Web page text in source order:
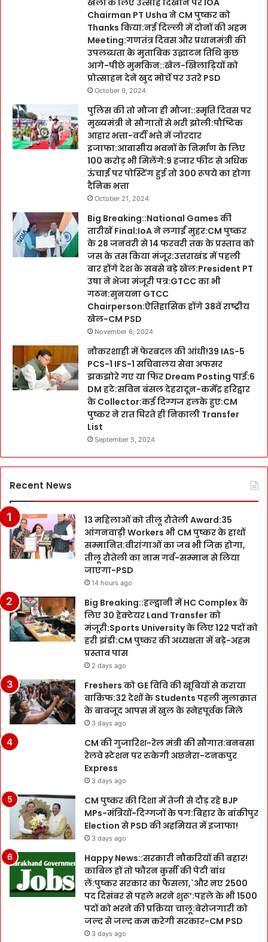
खेलों के लिए उत्साह दिखाने पर IOA
Chairman PT Usha ने CM पुष्कर को
Thanks किया:नई दिल्ली में दोनों की अहम
Meeting:गणतंत्र दिवस और प्रधानमंत्री की
उपलब्धता के मुताबिक उद्घाटन तिथि कुछ
आगे-पीछे मुमकिन::खेल-खिलाड़ियों को
प्रोत्साहन देने खुद मोर्चे पर उतरे PSD
October 9, 2024
पुलिस की तो मौजा ही मौजा::स्मृति दिवस पर
मुख्यमंत्री ने सौगातों से भरी झोली:पौष्टिक
आहार भत्ता-वर्दी भत्ते में जोरदार
इजाफा:आवासीय भवनों के निर्माण के लिए
100 करोड़ भी मिलेंगे:9 हजार फीट से अधिक
ऊंचाई पर पोस्टिंग हुई तो 300 रूपये का होगा
दैनिक भत्ता
October 21, 2024
Big Breaking::National Games की
तारीखें Final:IoA ने लगाईं मुहर:CM पुष्कर
के 28 जनवरी से 14 फरवरी तक के प्रस्ताव को
जस के तस किया मंजूर:उत्तराखंड में पहली
बार होंगे देश के सबसे बड़े खेल:President PT
उषा ने भेजा मंजूरी पत्र:GTCC का भी
गठन:सुनयना GTCC
Chairperson:ऐतिहासिक होंगे 38वें राष्ट्रीय
खेल-CM PSD
November 6, 2024
नौकरशाही में फेरबदल की आंधी!39 IAS-5
PCS-1 IFS-1 सचिवालय सेवा अफसर
झकझोरे गए या फिर Dream Posting पाई:6
DM हटे:सविन बंसल देहरादून-कर्मेंद्र हरिद्वार
के Collector:कई दिग्गज हलके हुए:CM
पुष्कर ने रात घिरते ही निकाली Transfer
List
September 5, 2024
Recent News
13 महिलाओं को तीलू रौतेली Award:35
आंगनवाड़ी Workers भी CM पुष्कर के हाथों
सम्मानित:वीरांगाओं का जब भी जिक्र होगा,
तीलू रौतेली का नाम गर्व-सम्मान से लिया
जाएगा-PSD
14 hours ago
Big Breaking::हल्द्वानी में HC Complex के
लिए 30 हेक्टेयर Land Transfer को
मंजूरी:Sports University के लिए 122 पदों को
हरी झंडी:CM पुष्कर की अध्यक्षता में बड़े-अहम
प्रस्ताव पास
2 days ago
Freshers को GE विवि की खूबियों से कराया
वाकिफ:32 देशों के Students पहली मुलाक़ात
के बावजूद आपस में खुल के स्नेहपूर्वक मिले
3 days ago
CM की गुजारिश-रेल मंत्री की सौगात:बनबसा
रेलवे स्टेशन पर रुकेगी अछनेरा-टनकपुर
Express
3 days ago
CM पुष्कर की दिशा में तेजी से दौड़ रहे BJP
MPs-मंत्रियों-दिग्गजों के पग:बिहार के बांकीपुर
Election से PSD की अहमियत में इजाफा!
3 days ago
Happy News::सरकारी नौकरियों की बहार!
काबिल हों तो फौरन कुर्सी की पेटी बांध
लें:पुष्कर सरकार का फैसला,`और नए 2500
पद दिसंबर से पहले भरने शुरू’:पहले के भी 1500
पदों को भरने की प्रक्रिया चालू:बेरोजगारी को
जल्द से जल्द कम करेगी सरकार-CM PSD
3 days ago